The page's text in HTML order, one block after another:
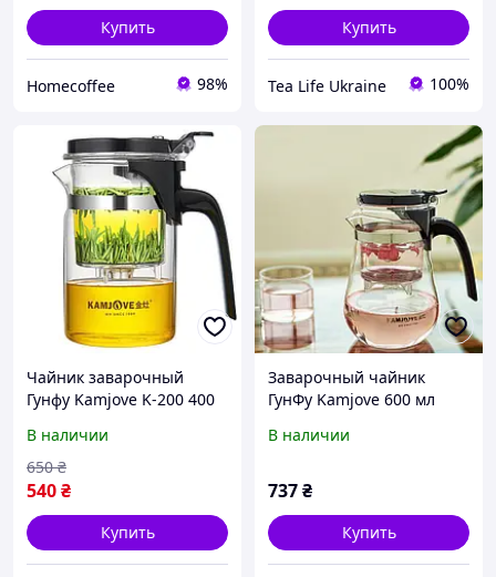
Купить
Homecoffee 98%
Купить
Tea Life Ukraine 100%
Чайник заварочный
Гунфу Kamjove K-200 400
В наличии
540₴
650 ₴
Купить
Заварочный чайник
ГунФу Kamjove 600 мл
В наличии
737₴
Купить